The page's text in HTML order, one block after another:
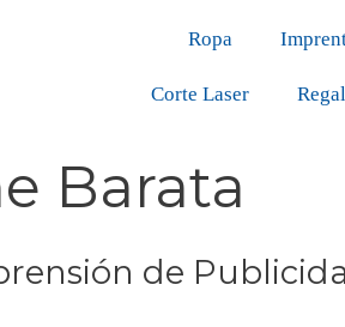
Ropa
Corte Laser
Barata
de